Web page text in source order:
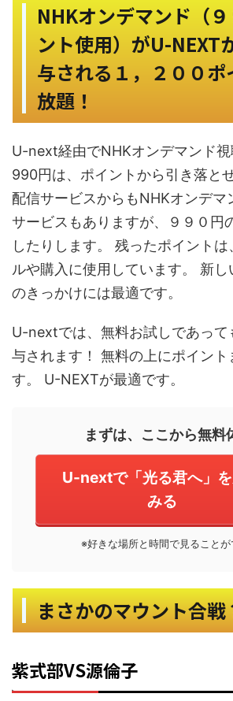
NHKオンデマンド（
ント使用）がU-NEXT
与される１，２００
放題！
U-next経由でNHKオンデマンド
990円は、ポイントから引き落と
配信サービスからもNHKオンデマ
サービスもありますが、９９０円
したりします。 残ったポイントは
ルや購入に使用しています。 新
のきっかけには最適です。
U-nextでは、無料お試しであって
与されます！ 無料の上にポイン
す。 U-NEXTが最適です。
まずは、ここから無料
U-nextで「光る君へ」
みる
※好きな場所と時間で見ることが
まさかのマウント合戦
紫式部VS源倫子